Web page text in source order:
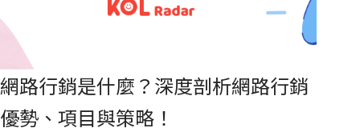
網路行銷是什麼？深度剖析網路行銷
優勢、項目與策略！